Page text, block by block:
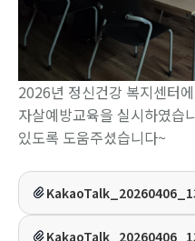
2026년 정신건강 복지센터
자살예방교육을 실시하였습
있도록 도움주셨습니다~